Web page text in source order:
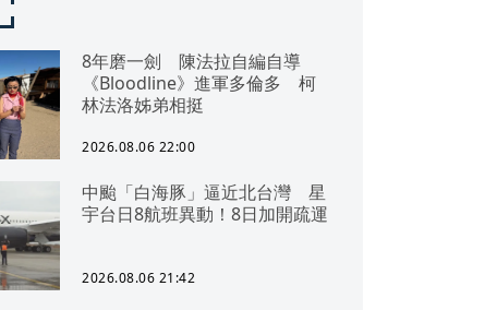
8年磨一劍 陳法拉自編自導
《Bloodline》進軍多倫多 柯
林法洛姊弟相挺
2026.08.06 22:00
中颱「白海豚」逼近北台灣 星
宇台日8航班異動！8日加開疏運
2026.08.06 21:42